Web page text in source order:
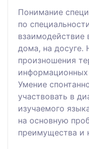
Понимание
по
взаимодействие
дома, на досуге.
произношения
информационных
Умение
участвовать в
изучаемого
на основную
преимущества и